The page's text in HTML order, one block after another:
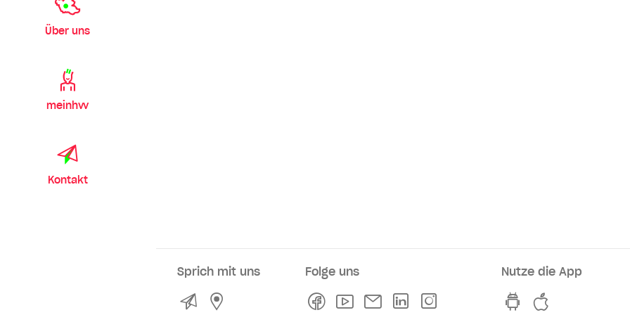
Über uns
meinhvv
Kontakt
Sprich mit uns
KontaktService- und Verkaufsstellen
Folge uns
FacebookYoutubeNewsletterLinkedln
Nutze die App
hvv switch App